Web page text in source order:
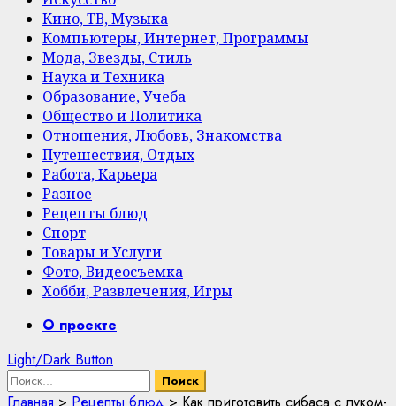
Кино, ТВ, Музыка
Компьютеры, Интернет, Программы
Мода, Звезды, Стиль
Наука и Техника
Образование, Учеба
Общество и Политика
Отношения, Любовь, Знакомства
Путешествия, Отдых
Работа, Карьера
Разное
Рецепты блюд
Спорт
Товары и Услуги
Фото, Видеосъемка
Хобби, Развлечения, Игры
PrimaryО проекте
Light/Dark Button
Найти: